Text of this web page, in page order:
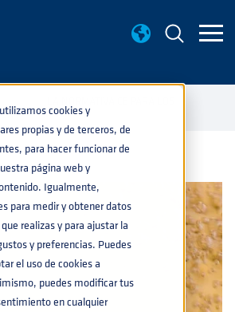
cookies y
propias y de terceros, de
para hacer funcionar de
página web y
Igualmente,
para medir y obtener datos
realizas y para ajustar la
y preferencias. Puedes
el uso de cookies a
puedes modificar tus
en cualquier